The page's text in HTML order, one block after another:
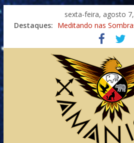
sexta-feira, agosto
Destaques: Meditando nas
Autosuficiência: A
Xamanismo Universal
Totens – Caminho
Imaginação na Cura